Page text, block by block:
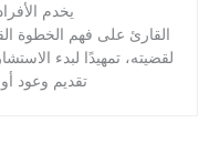
يخدم
القارئ على فهم الخطوة
لقضيته، تمهيدًا لبدء
تقديم وعود أو